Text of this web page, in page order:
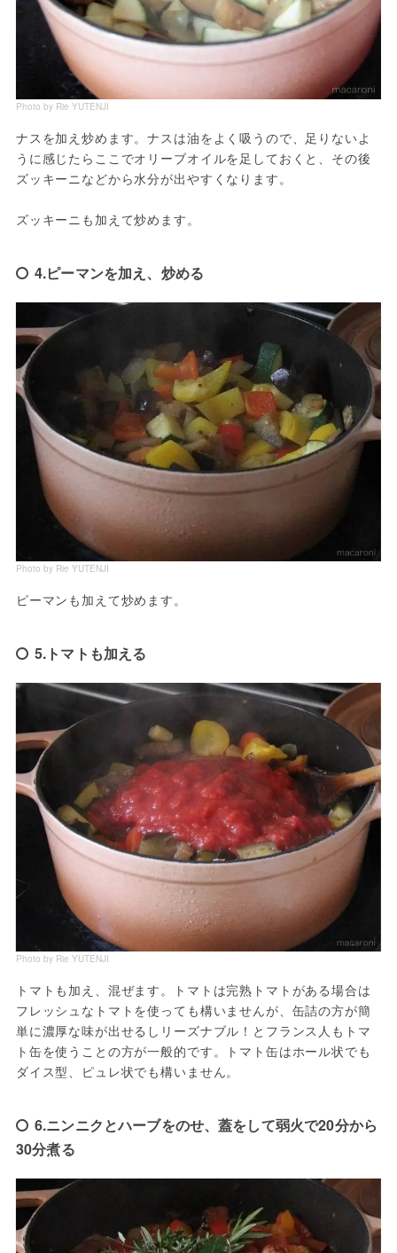
Photo by Rie YUTENJI
ナスを加え炒めます。ナスは油をよく吸うので、足りないよ
うに感じたらここでオリーブオイルを足しておくと、その後
ズッキーニなどから水分が出やすくなります。
ズッキーニも加えて炒めます。
4.ピーマンを加え、炒める
Photo by Rie YUTENJI
ピーマンも加えて炒めます。
5.トマトも加える
Photo by Rie YUTENJI
トマトも加え、混ぜます。トマトは完熟トマトがある場合は
フレッシュなトマトを使っても構いませんが、缶詰の方が簡
単に濃厚な味が出せるしリーズナブル！とフランス人もトマ
ト缶を使うことの方が一般的です。トマト缶はホール状でも
ダイス型、ピュレ状でも構いません。
6.ニンニクとハーブをのせ、蓋をして弱火で20分から
30分煮る